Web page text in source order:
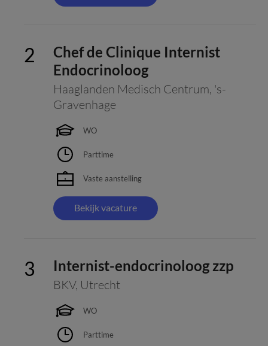
Chef de Clinique Internist
Endocrinoloog
Haaglanden Medisch Centrum, 's-
Gravenhage
WO
Parttime
Vaste aanstelling
Bekijk vacature
Internist-endocrinoloog zzp
BKV, Utrecht
WO
Parttime